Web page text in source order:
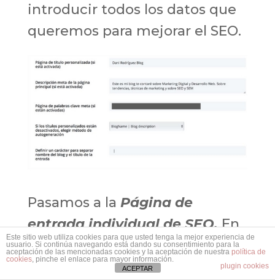
introducir todos los datos que
queremos para mejorar el SEO.
Pasamos a la Página de
entrada individual de SEO.En
esta página podemos dar
forma a la estructura que va a
Este sitio web utiliza cookies para que usted tenga la mejor experiencia de
usuario. Si continúa navegando está dando su consentimiento para la
aceptación de las mencionadas cookies y la aceptación de nuestra política de
cookies, pinche el enlace para mayor información.
plugin cookies
ACEPTAR